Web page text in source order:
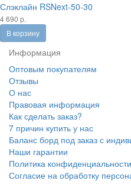
Слэклайн RSNext-50-30
4 690 р.
В корзину
Информация
Оптовым покупателям
Отзывы
О нас
Правовая информация
Как сделать заказ?
7 причин купить у нас
Баланс борд под заказ с
Наши гарантии
Политика конфиденциальности
Согласие на обработку